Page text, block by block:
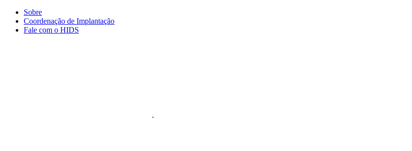
Conteúdo principal
Sobre
Coordenação de Implantação
Fale com o HIDS